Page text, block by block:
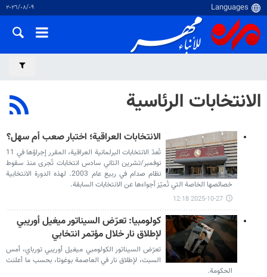
٠٩‏/٠٨‏/٢٠٢٦
الانتخابات الرئاسية
الانتخابات العراقية؛ اختبار صعب أم سهل؟
تُعدّ الانتخابات البرلمانية العراقية، المقرر إجراؤها في 11
نوفمبر/تشرين الثاني سادس انتخابات تُجرى منذ سقوط
نظام صدام في ربيع عام 2003. لهذه الدورة الانتخابية
خصائصها الخاصة التي تُميّز أجواءها عن الانتخابات السابقة.
2025-10-27 12:18
كولومبيا: تعرّض السيناتور ميغيل أوريبي
لإطلاق نار خلال مؤتمر انتخابي
تعرّض السيناتور الكولومبي ميغيل أوريبي تورباي، أمس
السبت، لإطلاق نار في العاصمة بوغوتا، بحسب ما أعلنت
الحكومة.